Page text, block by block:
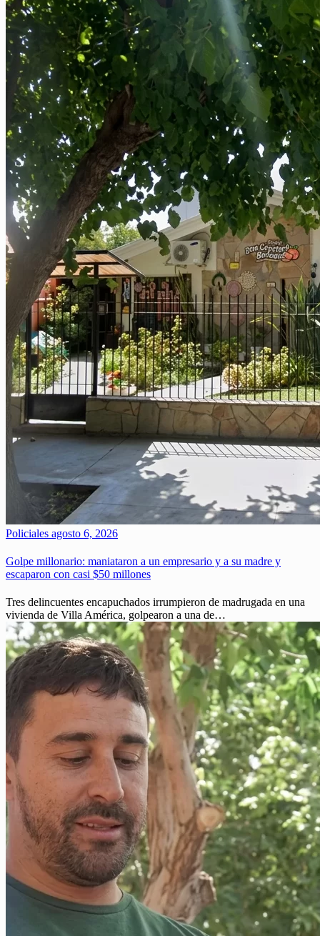
Policiales agosto 6, 2026
Golpe millonario: maniataron a un empresario y a su madre y
escaparon con casi $50 millones
Tres delincuentes encapuchados irrumpieron de madrugada en una
vivienda de Villa América, golpearon a una de…